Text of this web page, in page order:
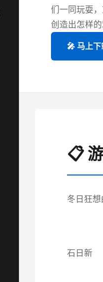
们一同玩耍
创造出怎样
🎤 马上下
📋
冬日狂
石日新